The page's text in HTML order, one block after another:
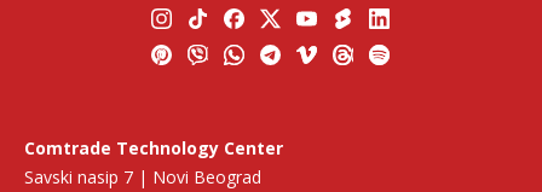
Comtrade Technology Center
Savski nasip 7 | Novi Beograd